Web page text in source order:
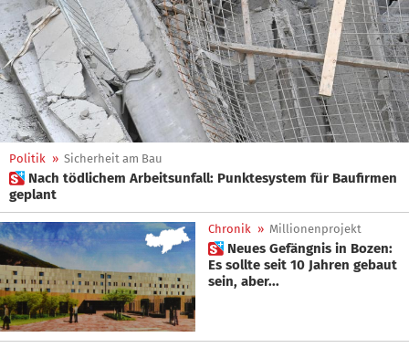
Politik » Sicherheit am Bau
 Nach tödlichem Arbeitsunfall: Punktesystem für Baufirmen
geplant
Chronik » Millionenprojekt
 Neues Gefängnis in Bozen:
Es sollte seit 10 Jahren gebaut
sein, aber...